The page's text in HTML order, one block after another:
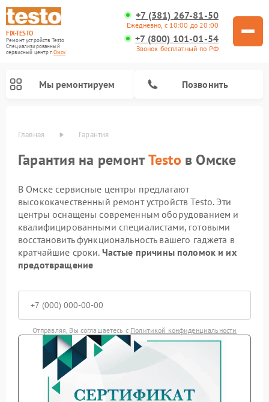
FIX-TESTO
Ремонт устройств Testo
Специализированный
cервисный центр г.Омск
+7 (381) 267-81-50
Ежедневно, с 10:00 до 20:00
+7 (800) 101-01-54
Звонок бесплатный по РФ
Мы ремонтируем Позвонить
Главная Гарантия
Гарантия на ремонтTesto в Омске
В Омске сервисные центры предлагают
высококачественный ремонт устройств Testo. Эти
центры оснащены современным оборудованием и
квалифицированными специалистами, готовыми
восстановить функциональность вашего гаджета в
кратчайшие сроки. Частые причины поломок и их
предотвращение
Отправляя, Вы соглашаетесь с Политикой конфиденциальности